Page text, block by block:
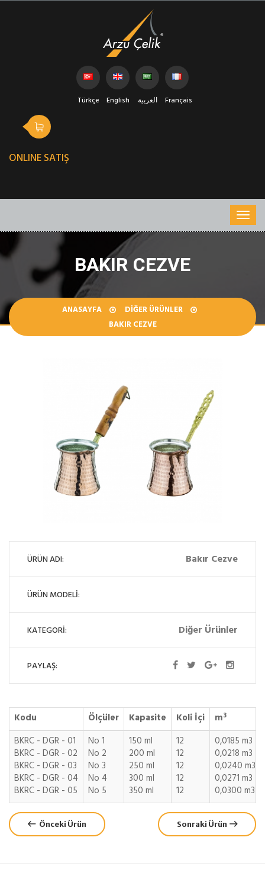
Türkçe English العربية Français
ONLINE SATIŞ
BAKIR CEZVE
ANASAYFA
DIĞER ÜRÜNLER
BAKIR CEZVE
ÜRÜN ADI: Bakır Cezve
ÜRÜN MODELİ:
KATEGORİ: Diğer Ürünler
PAYLAŞ:
Kodu Ölçüler Kapasite Koli İçi m3
BKRC - DGR - 01
BKRC - DGR - 02
BKRC - DGR - 03
BKRC - DGR - 04
BKRC - DGR - 05
No 1
No 2
No 3
No 4
No 5
150 ml
200 ml
250 ml
300 ml
350 ml
12
12
12
12
12
0,0185 m3
0,0218 m3
0,0240 m3
0,0271 m3
0,0300 m3
Önceki Ürün Sonraki Ürün